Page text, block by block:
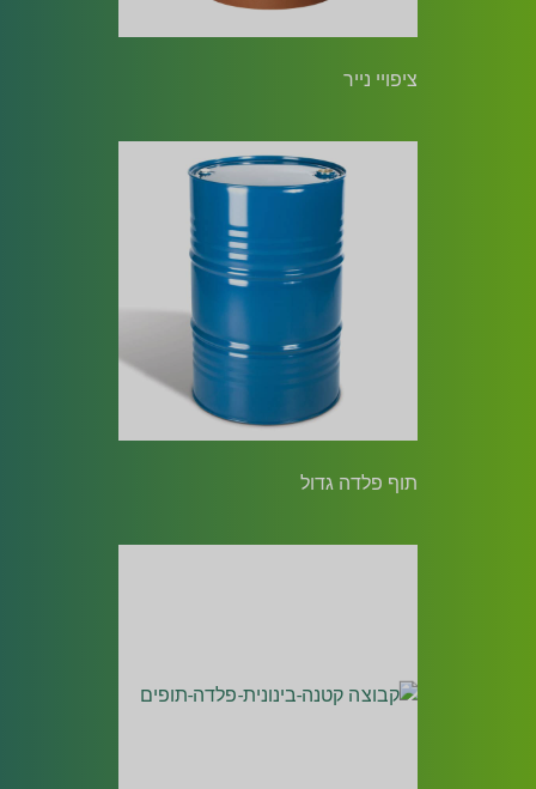
ציפויי נייר
תוף פלדה גדול